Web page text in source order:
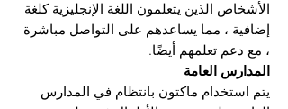
الأشخاص الذين يتعلمون اللغة الإنجليزية كلغة
إضافية ، مما يساعدهم على التواصل مباشرة
، مع دعم تعلمهم أيضًا.
المدارس العامة
يتم استخدام ماكتون بانتظام في المدارس